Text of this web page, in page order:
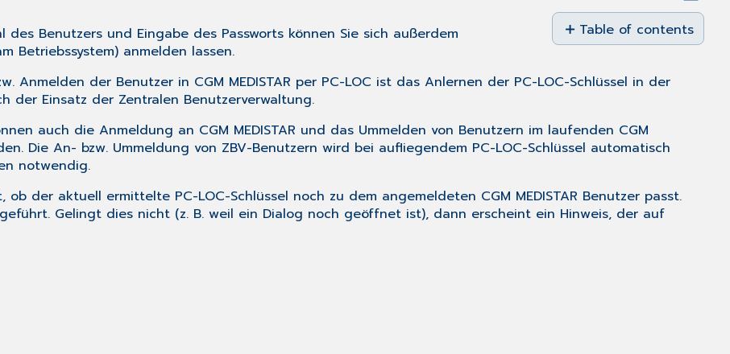
Save
as
PDF
Table of contents
No
Benutzers und Eingabe des Passworts können Sie sich außerdem
Betriebssystem) anmelden lassen.
Anmelden der Benutzer in CGM MEDISTAR per PC-LOC ist das Anlernen der PC-LOC-Schlüssel in der
der Einsatz der Zentralen Benutzerverwaltung.
auch die Anmeldung an CGM MEDISTAR und das Ummelden von Benutzern im laufenden CGM
Die An- bzw. Ummeldung von ZBV-Benutzern wird bei aufliegendem PC-LOC-Schlüssel automatisch
notwendig.
der aktuell ermittelte PC-LOC-Schlüssel noch zu dem angemeldeten CGM MEDISTAR Benutzer passt.
Gelingt dies nicht (z. B. weil ein Dialog noch geöffnet ist), dann erscheint ein Hinweis, der auf